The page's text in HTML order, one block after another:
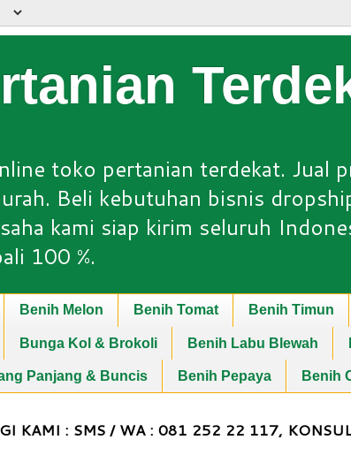
toko pertanian terdekat. Jual
Beli kebutuhan bisnis
kami siap kirim seluruh
100 %.
Benih Melon Benih Tomat Benih Timun
Bunga Kol & Brokoli Benih Labu Blewah
Panjang & Buncis Benih Pepaya Benih
KAMI : SMS / WA : 081 252 22 117,